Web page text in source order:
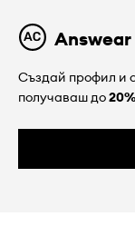
Създай профил и
получаваш до